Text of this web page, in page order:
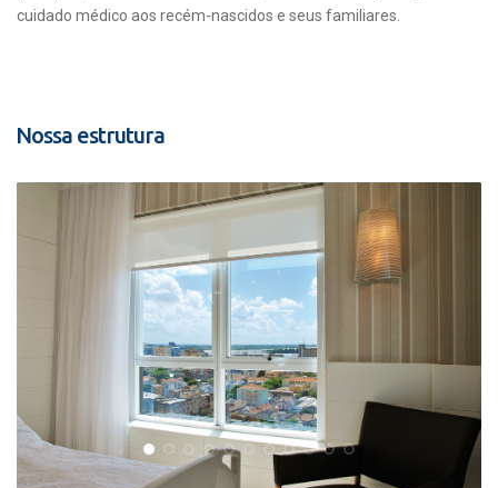
cuidado médico aos recém-nascidos e seus familiares.
Nossa estrutura